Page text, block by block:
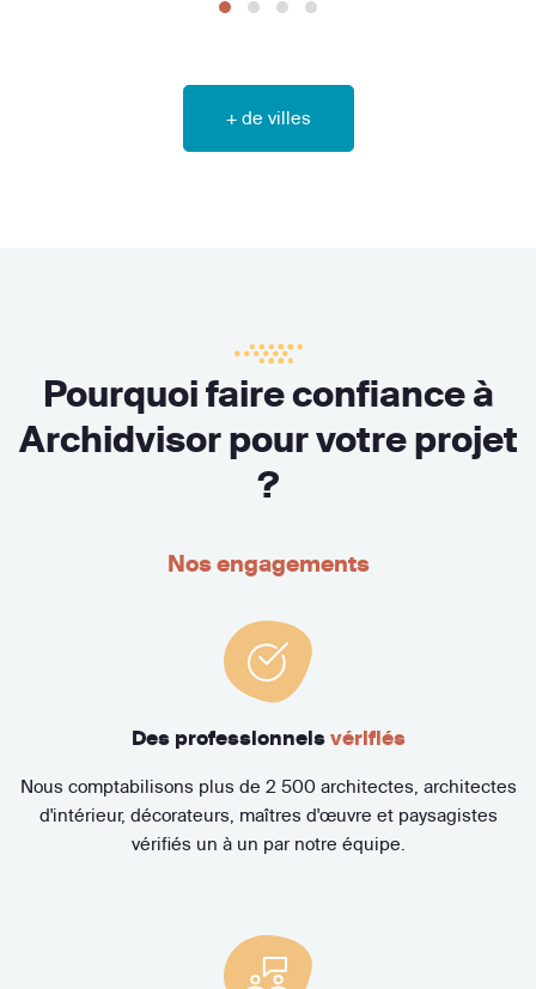
+ de villes
Pourquoi faire confiance à
Archidvisor pour votre projet
?
Nos engagements
Des professionnels vérifiés
Nous comptabilisons plus de 2 500 architectes, architectes
d'intérieur, décorateurs, maîtres d'œuvre et paysagistes
vérifiés un à un par notre équipe.